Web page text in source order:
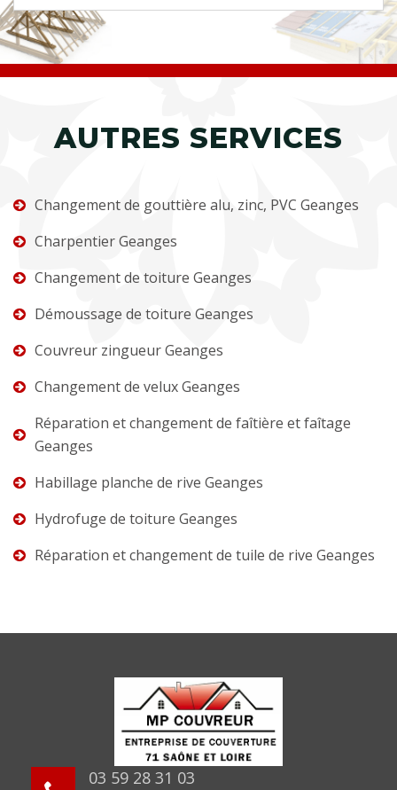
AUTRES SERVICES
Changement de gouttière alu, zinc, PVC Geanges
Charpentier Geanges
Changement de toiture Geanges
Démoussage de toiture Geanges
Couvreur zingueur Geanges
Changement de velux Geanges
Réparation et changement de faîtière et faîtage
Geanges
Habillage planche de rive Geanges
Hydrofuge de toiture Geanges
Réparation et changement de tuile de rive Geanges
03 59 28 31 03